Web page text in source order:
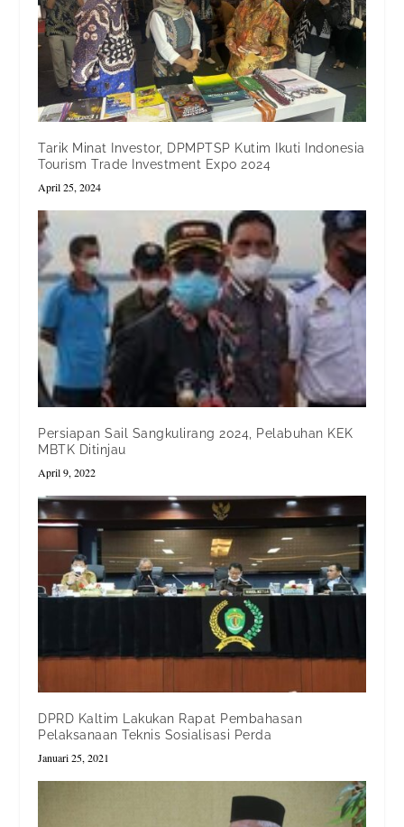
Tarik Minat Investor, DPMPTSP Kutim Ikuti Indonesia
Tourism Trade Investment Expo 2024
April 25, 2024
Persiapan Sail Sangkulirang 2024, Pelabuhan KEK
MBTK Ditinjau
April 9, 2022
DPRD Kaltim Lakukan Rapat Pembahasan
Pelaksanaan Teknis Sosialisasi Perda
Januari 25, 2021